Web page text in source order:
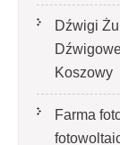
Dźwigi
Koszowy
Farma